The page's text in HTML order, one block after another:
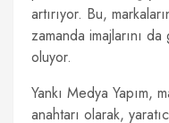
artırıyor. Bu,
zamanda imajlarını
oluyor.
Yankı Medya Yapım,
anahtarı olarak,